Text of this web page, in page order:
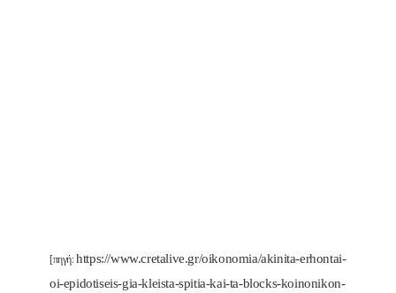
[πηγή:https://www.cretalive.gr/oikonomia/akinita-erhontai-
oi-epidotiseis-gia-kleista-spitia-kai-ta-blocks-koinonikon-